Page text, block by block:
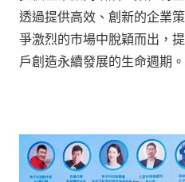
透過提供高效、創新的企業
爭激烈的市場中脫穎而出，
戶創造永續發展的生命週期。